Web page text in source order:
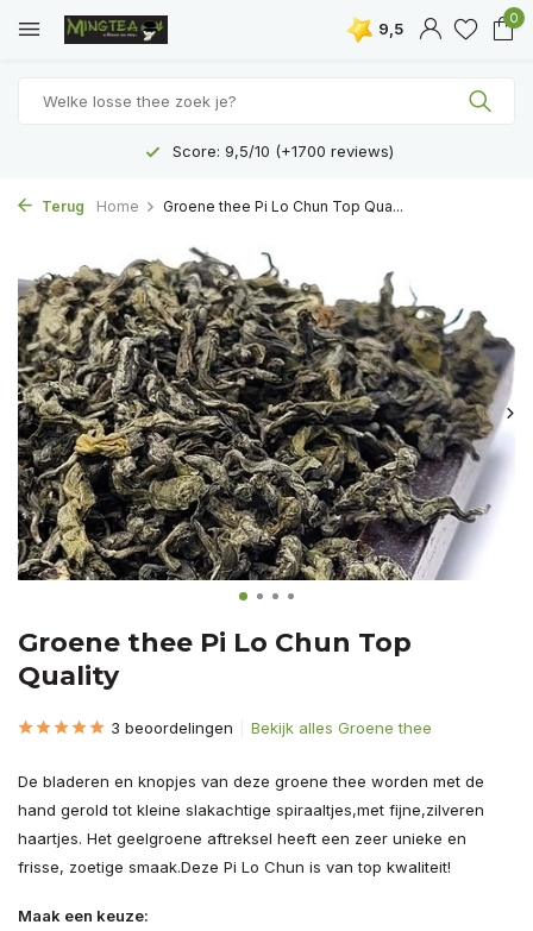
9,5
0
Score: 9,5/10 (+1700 reviews)
Terug Home Groene thee Pi Lo Chun Top Qua...
Groene thee Pi Lo Chun Top
Quality
3 beoordelingen Bekijk alles Groene thee
De bladeren en knopjes van deze groene thee worden met de
hand gerold tot kleine slakachtige spiraaltjes,met fijne,zilveren
haartjes. Het geelgroene aftreksel heeft een zeer unieke en
frisse, zoetige smaak.Deze Pi Lo Chun is van top kwaliteit!
Maak een keuze: